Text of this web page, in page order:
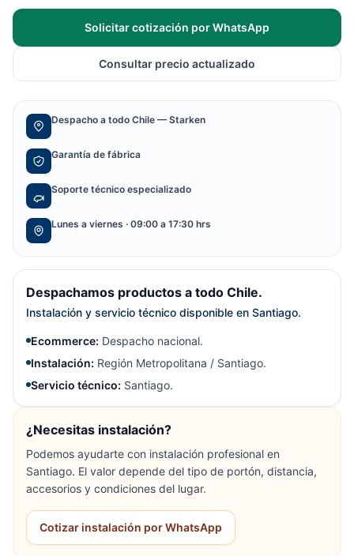
Solicitar cotización por WhatsApp
Consultar precio actualizado
Despacho a todo Chile — Starken
Garantía de fábrica
Soporte técnico especializado
Lunes a viernes · 09:00 a 17:30 hrs
Despachamos productos a todo Chile.
Instalación y servicio técnico disponible en Santiago.
Ecommerce: Despacho nacional.
Instalación: Región Metropolitana / Santiago.
Servicio técnico: Santiago.
¿Necesitas instalación?
Podemos ayudarte con instalación profesional en
Santiago. El valor depende del tipo de portón, distancia,
accesorios y condiciones del lugar.
Cotizar instalación por WhatsApp